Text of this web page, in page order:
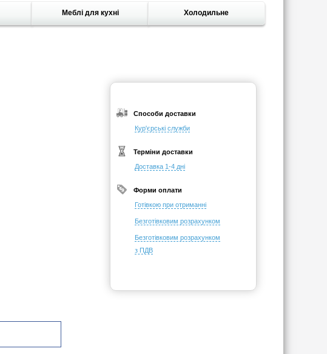
Меблі для кухні Холодильне
Способи доставки
Кур'єрські служби
Терміни доставки
Доставка 1-4 дні
Форми оплати
Готівкою при отриманні
Безготівковим розрахунком
Безготівковим розрахунком
з ПДВ